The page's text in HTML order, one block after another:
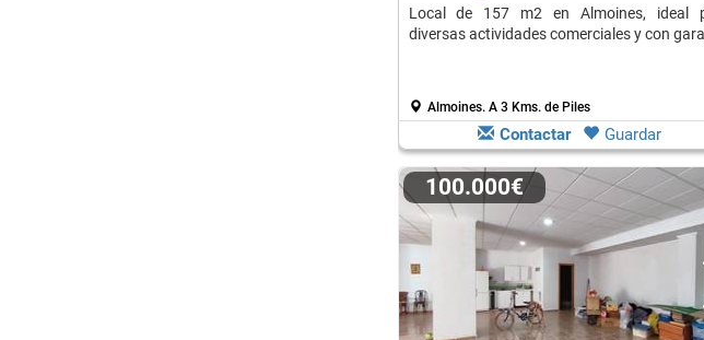
Local de 157 m2 en Almoines, ideal
diversas actividades comerciales y con
Almoines. A 3 Kms. de Piles
Contactar Guardar
100.000€